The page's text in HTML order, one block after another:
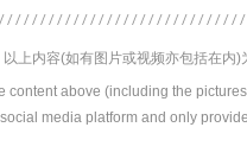
上内容(如有图片或视频亦包括在内)
content above (including the
media platform and only